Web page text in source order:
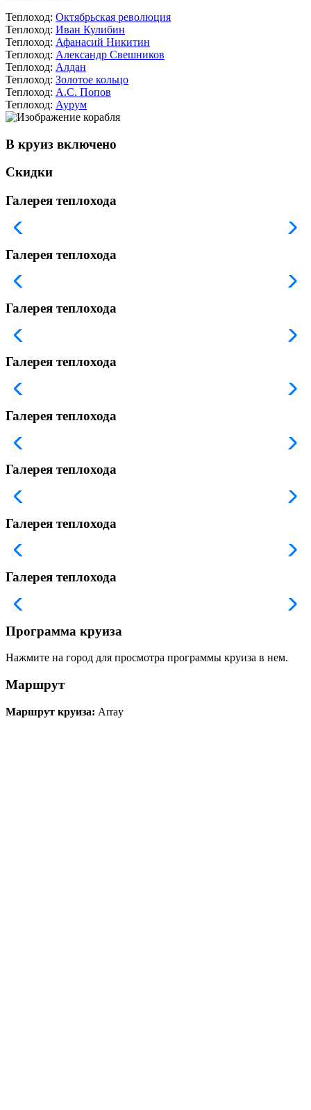
Теплоход: Октябрьская революция
Теплоход: Иван Кулибин
Теплоход: Афанасий Никитин
Теплоход: Александр Свешников
Теплоход: Алдан
Теплоход: Золотое кольцо
Теплоход: А.С. Попов
Теплоход: Аурум
В круиз включено
Скидки
Галерея теплохода
Галерея теплохода
Галерея теплохода
Галерея теплохода
Галерея теплохода
Галерея теплохода
Галерея теплохода
Галерея теплохода
Программа круиза
Нажмите на город для просмотра программы круиза в нем.
Маршрут
Маршрут круиза: Array